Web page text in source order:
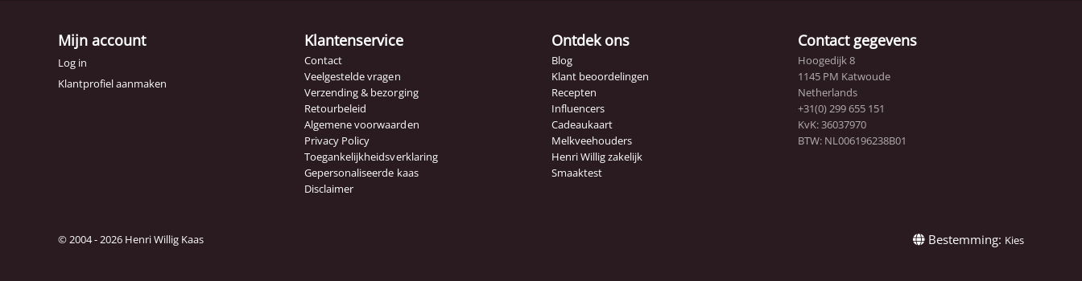
Mijn account
Log in
Klantprofiel aanmaken
Klantenservice
Contact
Veelgestelde vragen
Verzending & bezorging
Retourbeleid
Algemene voorwaarden
Privacy Policy
Toegankelijkheidsverklaring
Gepersonaliseerde kaas
Disclaimer
Ontdek ons
Blog
Klant beoordelingen
Recepten
Influencers
Cadeaukaart
Melkveehouders
Henri Willig zakelijk
Smaaktest
Contact gegevens
Hoogedijk 8
1145 PM Katwoude
Netherlands
+31(0) 299 655 151
KvK: 36037970
BTW: NL006196238B01
© 2004 - 2026 Henri Willig Kaas Bestemming: Kies